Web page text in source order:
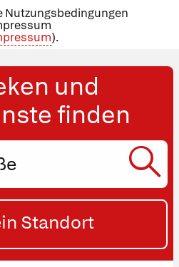
Nutzungsbedingungen
).
und
finden
Standort